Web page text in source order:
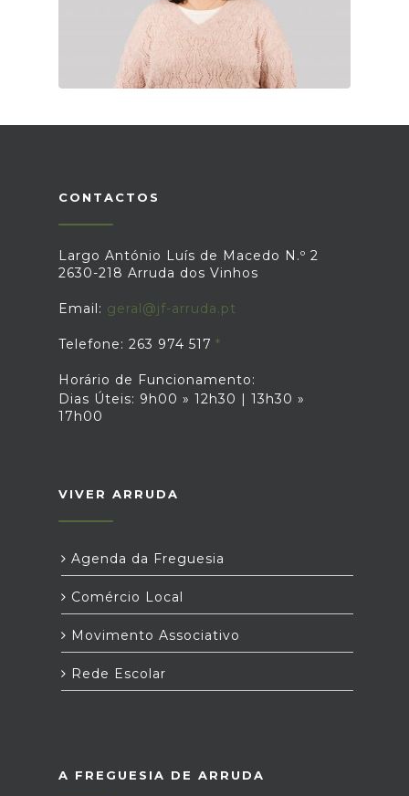
CONTACTOS
Largo António Luís de Macedo N.º 2
2630-218 Arruda dos Vinhos
Email: geral@jf-arruda.pt
Telefone: 263 974 517
Horário de Funcionamento:
Dias Úteis: 9h00 » 12h30 | 13h30 »
17h00
VIVER ARRUDA
Agenda da Freguesia
Comércio Local
Movimento Associativo
Rede Escolar
A FREGUESIA DE ARRUDA